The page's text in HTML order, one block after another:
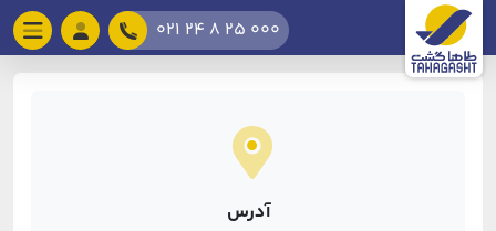
021 24 8 25 000
آدرس